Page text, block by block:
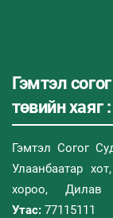
Гэмтэл
төвийн хаяг :
Гэмтэл Согог
Улаанбаатар
хороо, Дилав
Утас: 77115111